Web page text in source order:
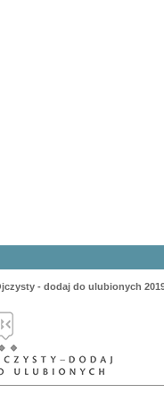
- dodaj do ulubionych